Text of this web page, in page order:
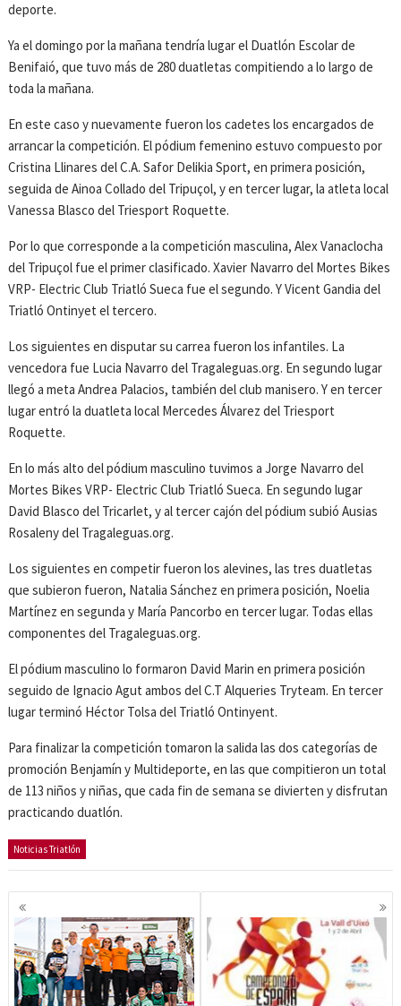
deporte.
Ya el domingo por la mañana tendría lugar el Duatlón Escolar de
Benifaió, que tuvo más de 280 duatletas compitiendo a lo largo de
toda la mañana.
En este caso y nuevamente fueron los cadetes los encargados de
arrancar la competición. El pódium femenino estuvo compuesto por
Cristina Llinares del C.A. Safor Delikia Sport, en primera posición,
seguida de Ainoa Collado del Tripuçol, y en tercer lugar, la atleta local
Vanessa Blasco del Triesport Roquette.
Por lo que corresponde a la competición masculina, Alex Vanaclocha
del Tripuçol fue el primer clasificado. Xavier Navarro del Mortes Bikes
VRP- Electric Club Triatló Sueca fue el segundo. Y Vicent Gandia del
Triatló Ontinyet el tercero.
Los siguientes en disputar su carrea fueron los infantiles. La
vencedora fue Lucia Navarro del Tragaleguas.org. En segundo lugar
llegó a meta Andrea Palacios, también del club manisero. Y en tercer
lugar entró la duatleta local Mercedes Álvarez del Triesport
Roquette.
En lo más alto del pódium masculino tuvimos a Jorge Navarro del
Mortes Bikes VRP- Electric Club Triatló Sueca. En segundo lugar
David Blasco del Tricarlet, y al tercer cajón del pódium subió Ausias
Rosaleny del Tragaleguas.org.
Los siguientes en competir fueron los alevines, las tres duatletas
que subieron fueron, Natalia Sánchez en primera posición, Noelia
Martínez en segunda y María Pancorbo en tercer lugar. Todas ellas
componentes del Tragaleguas.org.
El pódium masculino lo formaron David Marin en primera posición
seguido de Ignacio Agut ambos del C.T Alqueries Tryteam. En tercer
lugar terminó Héctor Tolsa del Triatló Ontinyent.
Para finalizar la competición tomaron la salida las dos categorías de
promoción Benjamín y Multideporte, en las que compitieron un total
de 113 niños y niñas, que cada fin de semana se divierten y disfrutan
practicando duatlón.
Noticias Triatlón
Navegación
de
entradas